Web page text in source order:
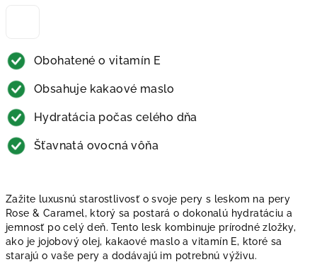
Obohatené o vitamín E
Obsahuje kakaové maslo
Hydratácia počas celého dňa
Šťavnatá ovocná vôňa
Zažite luxusnú starostlivosť o svoje pery s leskom na pery
Rose & Caramel, ktorý sa postará o dokonalú hydratáciu a
jemnosť po celý deň. Tento lesk kombinuje prírodné zložky,
ako je jojobový olej, kakaové maslo a vitamín E, ktoré sa
starajú o vaše pery a dodávajú im potrebnú výživu.